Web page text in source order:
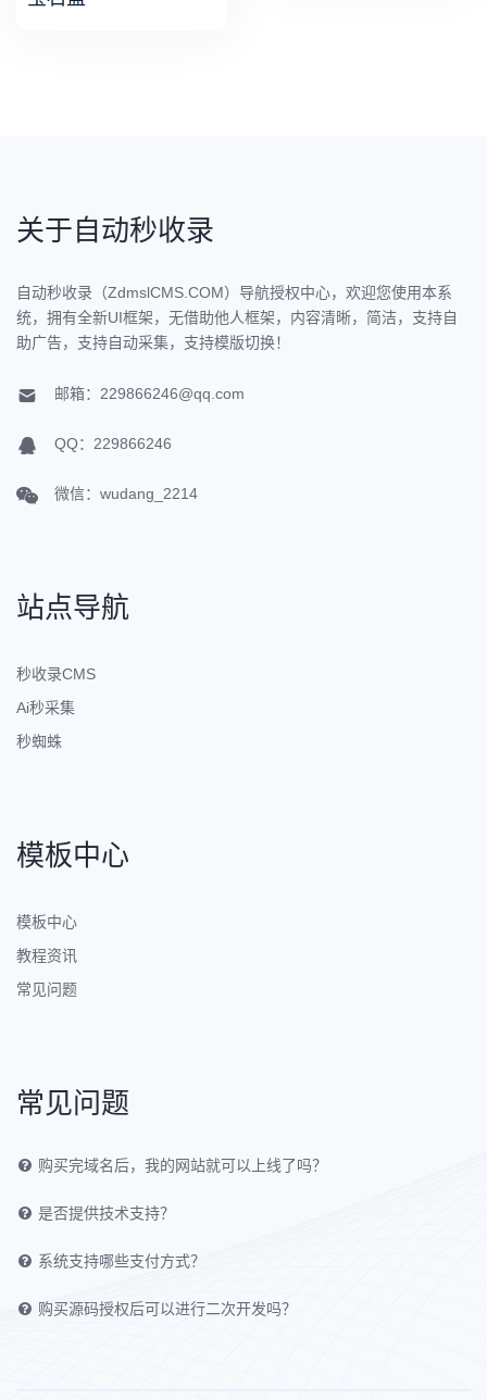
关于自动秒收录
自动秒收录（ZdmslCMS.COM）导航授权中心，欢迎您使用本系
统，拥有全新UI框架，无借助他人框架，内容清晰，简洁，支持自
助广告，支持自动采集，支持模版切换！
邮箱：229866246@qq.com
QQ：229866246
微信：wudang_2214
站点导航
秒收录CMS
Ai秒采集
秒蜘蛛
模板中心
模板中心
教程资讯
常见问题
常见问题
购买完域名后，我的网站就可以上线了吗？
是否提供技术支持？
系统支持哪些支付方式？
购买源码授权后可以进行二次开发吗？